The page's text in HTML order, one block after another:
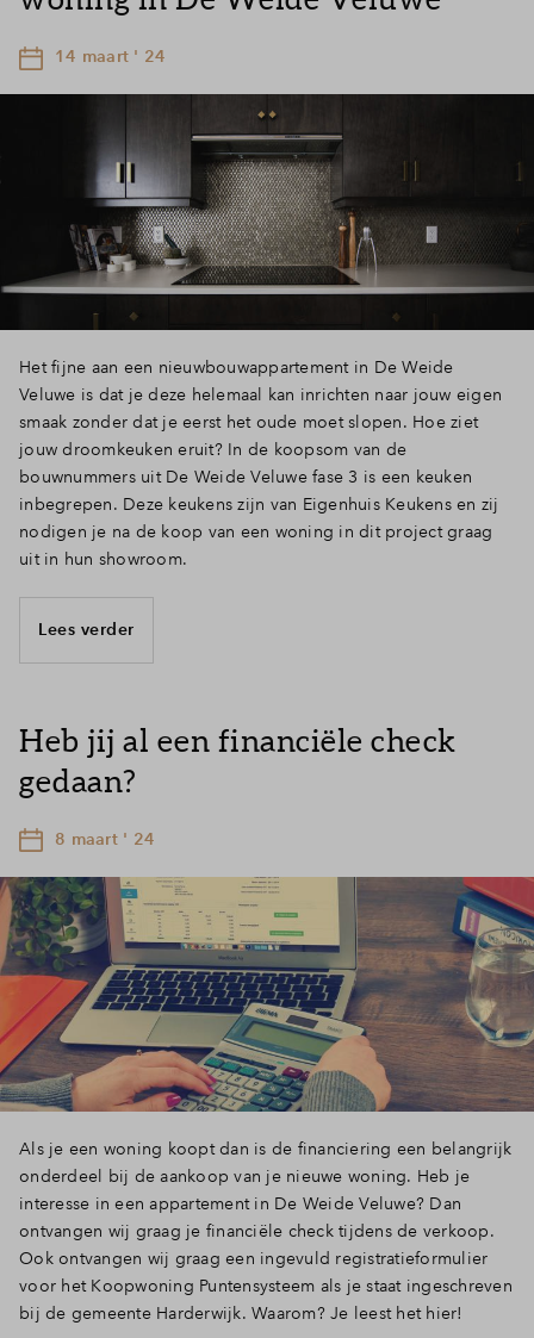
14 maart ' 24
Het fijne aan een nieuwbouwappartement in De Weide
Veluwe is dat je deze helemaal kan inrichten naar jouw eigen
smaak zonder dat je eerst het oude moet slopen. Hoe ziet
jouw droomkeuken eruit? In de koopsom van de
bouwnummers uit De Weide Veluwe fase 3 is een keuken
inbegrepen. Deze keukens zijn van Eigenhuis Keukens en zij
nodigen je na de koop van een woning in dit project graag
uit in hun showroom.
Lees verder
Heb jij al een financiële check
gedaan?
8 maart ' 24
Als je een woning koopt dan is de financiering een belangrijk
onderdeel bij de aankoop van je nieuwe woning. Heb je
interesse in een appartement in De Weide Veluwe? Dan
ontvangen wij graag je financiële check tijdens de verkoop.
Ook ontvangen wij graag een ingevuld registratieformulier
voor het Koopwoning Puntensysteem als je staat ingeschreven
bij de gemeente Harderwijk. Waarom? Je leest het hier!